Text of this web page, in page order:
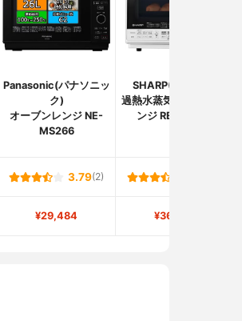
Panasonic(パナソニッ
ク)
オーブンレンジ NE-
MS266
SHARP(シャープ)
過熱水蒸気 オーブンレ
ンジ RE-SS10-X
3.79(2)
¥29,484 ¥36,093